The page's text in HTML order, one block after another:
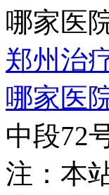
哪家医
郑州治
哪家医
中段72
注：本